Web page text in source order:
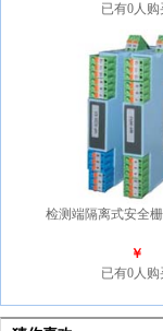
已有0人购
检测端隔离式安全栅
￥
已有0人购